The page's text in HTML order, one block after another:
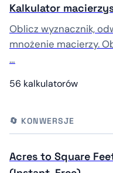
Kalkulator
Oblicz wyznacznik,
mnożenie macierzy.
…
56 kalkulatorów
🔄 KONWERSJE
Acres to Square